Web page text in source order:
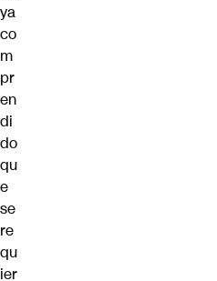
ya
co
m
pr
en
di
do
qu
e
se
re
qu
ier